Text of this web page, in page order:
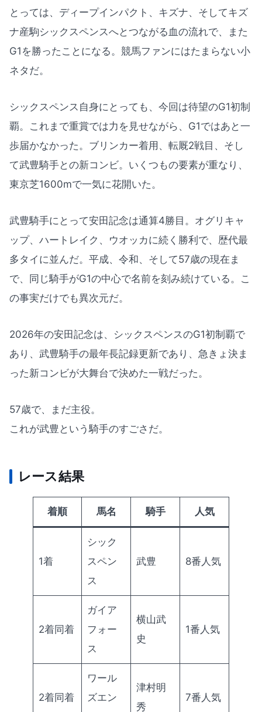
とっては、ディープインパクト、キズナ、そしてキズ
ナ産駒シックスペンスへとつながる血の流れで、また
G1を勝ったことになる。競馬ファンにはたまらない小
ネタだ。
シックスペンス自身にとっても、今回は待望のG1初制
覇。これまで重賞では力を見せながら、G1ではあと一
歩届かなかった。ブリンカー着用、転厩2戦目、そし
て武豊騎手との新コンビ。いくつもの要素が重なり、
東京芝1600mで一気に花開いた。
武豊騎手にとって安田記念は通算4勝目。オグリキャ
ップ、ハートレイク、ウオッカに続く勝利で、歴代最
多タイに並んだ。平成、令和、そして57歳の現在ま
で、同じ騎手がG1の中心で名前を刻み続けている。こ
の事実だけでも異次元だ。
2026年の安田記念は、シックスペンスのG1初制覇で
あり、武豊騎手の最年長記録更新であり、急きょ決ま
った新コンビが大舞台で決めた一戦だった。
57歳で、まだ主役。
これが武豊という騎手のすごさだ。
レース結果
着順 馬名 騎手 人気
1着
シック
スペン
ス
武豊 8番人気
2着同着
ガイア
フォー
ス
横山武
史
1番人気
2着同着
ワール
ズエン
津村明
秀
7番人気